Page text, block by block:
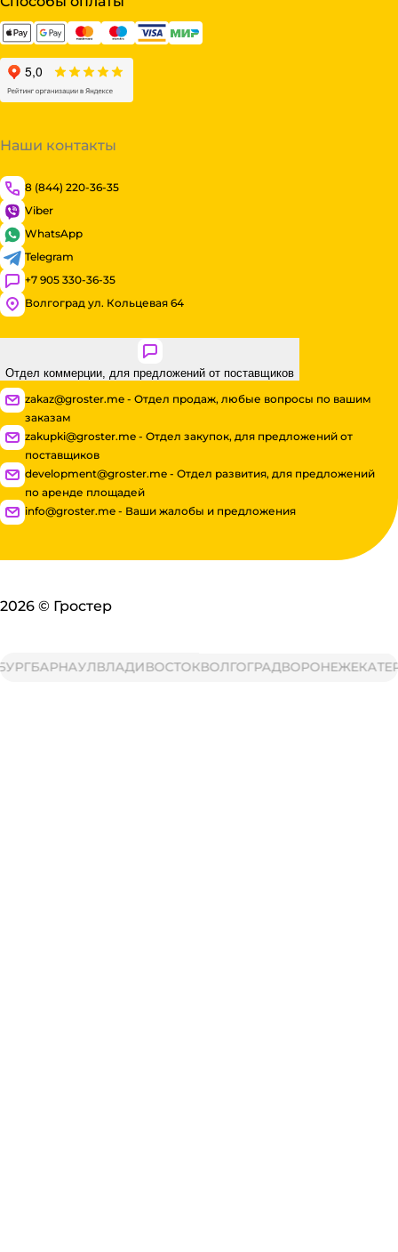
Наши контакты
8 (844) 220-36-35
Viber
WhatsApp
Telegram
+7 905 330-36-35
Волгоград ул. Кольцевая 64
Отдел коммерции, для предложений от поставщиков
zakaz@groster.me - Отдел продаж, любые вопросы по вашим
заказам
zakupki@groster.me - Отдел закупок, для предложений от
поставщиков
development@groster.me - Отдел развития, для предложений
по аренде площадей
info@groster.me - Ваши жалобы и предложения
2026 © Гростер
БАРНАУЛВЛАДИВОСТОКВОЛГОГРАДВОРОНЕЖ